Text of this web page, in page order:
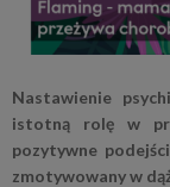
Nastawienie
istotną rolę w
pozytywne
zmotywowany w